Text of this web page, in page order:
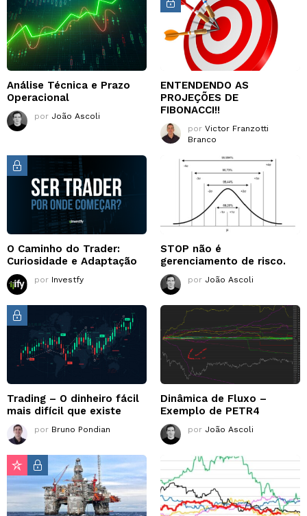
Análise Técnica e Prazo
Operacional
por João Ascoli
ENTENDENDO AS
PROJEÇÕES DE
FIBONACCI!!
por Victor Franzotti
Branco
O Caminho do Trader:
Curiosidade e Adaptação
por Investfy
STOP não é
gerenciamento de risco.
por João Ascoli
Trading – O dinheiro fácil
mais difícil que existe
por Bruno Pondian
Dinâmica de Fluxo –
Exemplo de PETR4
por João Ascoli